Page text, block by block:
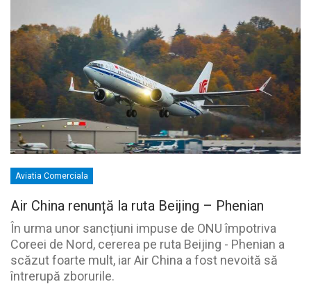
Aviatia Comerciala
Air China renunță la ruta Beijing – Phenian
În urma unor sancțiuni impuse de ONU împotriva
Coreei de Nord, cererea pe ruta Beijing - Phenian a
scăzut foarte mult, iar Air China a fost nevoită să
întrerupă zborurile.